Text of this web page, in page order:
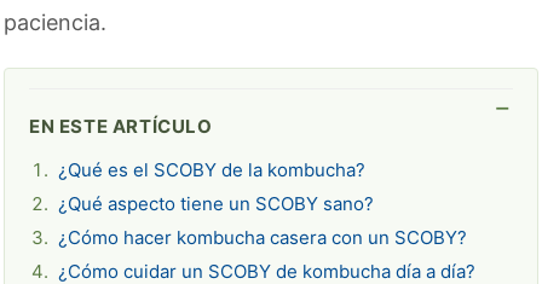
paciencia.
EN ESTE ARTÍCULO
¿Qué es el SCOBY de la kombucha?
¿Qué aspecto tiene un SCOBY sano?
¿Cómo hacer kombucha casera con un SCOBY?
¿Cómo cuidar un SCOBY de kombucha día a día?